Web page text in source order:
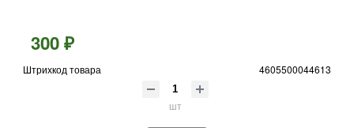
300 ₽
Штрихкод товара 4605500044613
шт